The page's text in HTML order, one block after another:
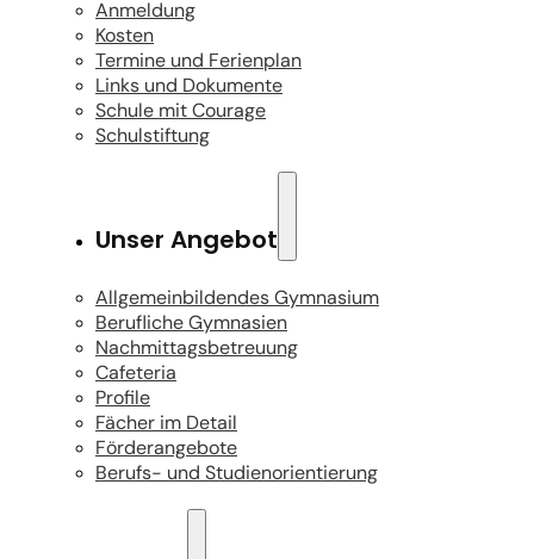
Anmeldung
Kosten
Termine und Ferienplan
Links und Dokumente
Schule mit Courage
Schulstiftung
Unser Angebot
Allgemeinbildendes Gymnasium
Berufliche Gymnasien
Nachmittagsbetreuung
Cafeteria
Profile
Fächer im Detail
Förderangebote
Berufs- und Studienorientierung